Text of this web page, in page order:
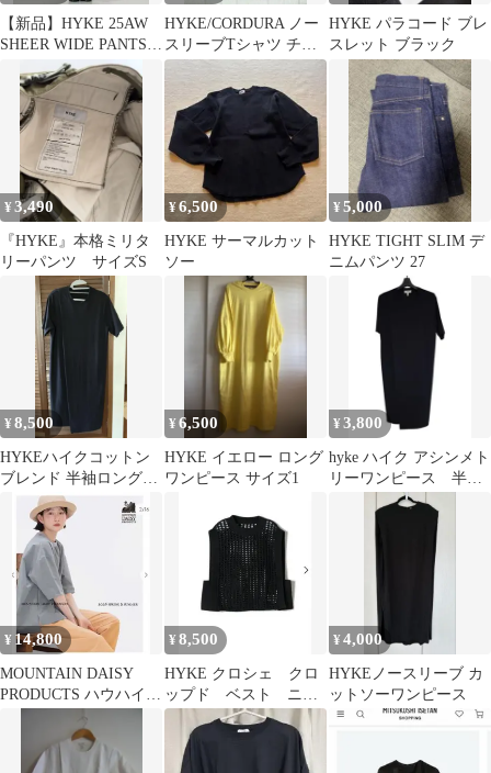
【新品】HYKE 25AW
SHEER WIDE PANTS
黒 サイズ2
HYKE/CORDURA ノー
スリーブTシャツ チャ
コール 01
HYKE パラコード ブレ
スレット ブラック
¥3,490
『HYKE』本格ミリタ
リーパンツ サイズS
¥6,500
HYKE サーマルカット
ソー
¥5,000
HYKE TIGHT SLIM デ
ニムパンツ 27
¥8,500
HYKEハイクコットン
ブレンド 半袖ロングワ
ンピース ネイビー
¥6,500
HYKE イエロー ロング
ワンピース サイズ1
¥3,800
hyke ハイク アシンメト
リーワンピース 半袖
¥ 14,800
MOUNTAIN DAISY
PRODUCTS ハウハイク
¥8,500
HYKE クロシェ クロ
ップド ベスト ニッ
トベスト
¥4,000
HYKEノースリーブ カ
ットソーワンピース